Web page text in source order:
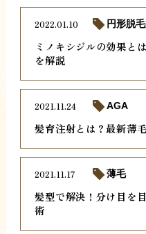
ミノキシジルの効果と
を解説
2022.01.10 円形脱
髪育注射とは？最新薄
2021.11.24 AGA
髪型で解決！分け目を
術
2021.11.17 薄毛